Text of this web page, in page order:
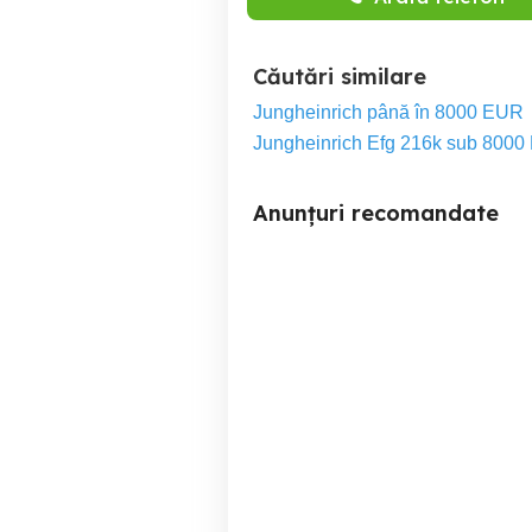
Căutări similare
Jungheinrich până în 8000 EUR
Jungheinrich Efg 216k sub 8000
Anunțuri recomandate